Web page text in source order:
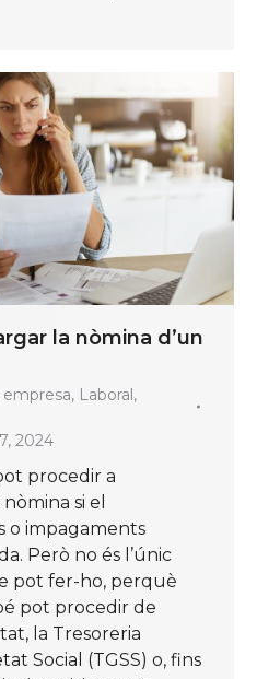
la nòmina d’un
empresa, Laboral,
2024
procedir a
si el
o impagaments
Però no és l’únic
pot fer-ho, perquè
pot procedir de
la Tresoreria
Social (TGSS) o, fins